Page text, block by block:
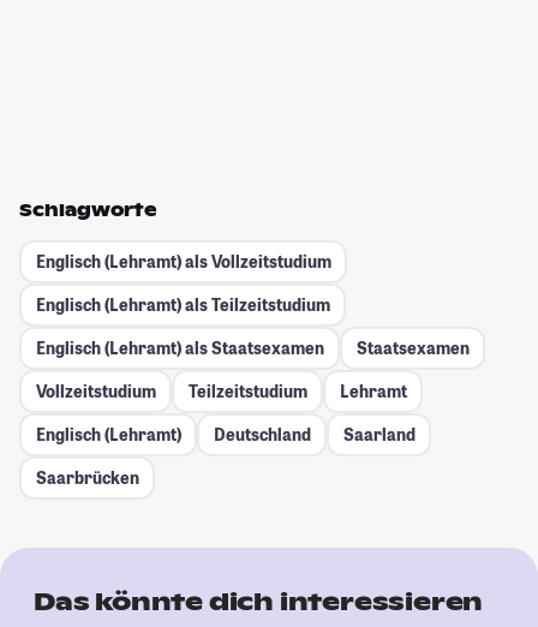
Schlagworte
Englisch (Lehramt) als Vollzeitstudium
Englisch (Lehramt) als Teilzeitstudium
Englisch (Lehramt) als Staatsexamen
Staatsexamen
Vollzeitstudium
Teilzeitstudium
Lehramt
Englisch (Lehramt)
Deutschland
Saarland
Saarbrücken
Das könnte dich interessieren